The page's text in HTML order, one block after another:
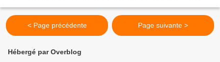
< Page précédente Page suivante >
Hébergé par Overblog